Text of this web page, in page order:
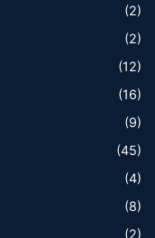
(2)
(2)
(12)
(16)
(9)
(45)
(4)
(8)
(2)